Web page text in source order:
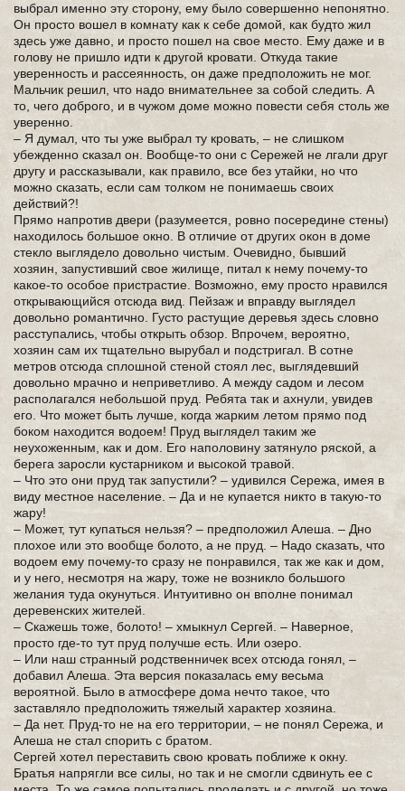
выбрал именно эту сторону, ему было совершенно непонятно.
Он просто вошел в комнату как к себе домой, как будто жил
здесь уже давно, и просто пошел на свое место. Ему даже и в
голову не пришло идти к другой кровати. Откуда такие
уверенность и рассеянность, он даже предположить не мог.
Мальчик решил, что надо внимательнее за собой следить. А
то, чего доброго, и в чужом доме можно повести себя столь же
уверенно.
– Я думал, что ты уже выбрал ту кровать, – не слишком
убежденно сказал он. Вообще-то они с Сережей не лгали друг
другу и рассказывали, как правило, все без утайки, но что
можно сказать, если сам толком не понимаешь своих
действий?!
Прямо напротив двери (разумеется, ровно посередине стены)
находилось большое окно. В отличие от других окон в доме
стекло выглядело довольно чистым. Очевидно, бывший
хозяин, запустивший свое жилище, питал к нему почему-то
какое-то особое пристрастие. Возможно, ему просто нравился
открывающийся отсюда вид. Пейзаж и вправду выглядел
довольно романтично. Густо растущие деревья здесь словно
расступались, чтобы открыть обзор. Впрочем, вероятно,
хозяин сам их тщательно вырубал и подстригал. В сотне
метров отсюда сплошной стеной стоял лес, выглядевший
довольно мрачно и неприветливо. А между садом и лесом
располагался небольшой пруд. Ребята так и ахнули, увидев
его. Что может быть лучше, когда жарким летом прямо под
боком находится водоем! Пруд выглядел таким же
неухоженным, как и дом. Его наполовину затянуло ряской, а
берега заросли кустарником и высокой травой.
– Что это они пруд так запустили? – удивился Сережа, имея в
виду местное население. – Да и не купается никто в такую-то
жару!
– Может, тут купаться нельзя? – предположил Алеша. – Дно
плохое или это вообще болото, а не пруд. – Надо сказать, что
водоем ему почему-то сразу не понравился, так же как и дом,
и у него, несмотря на жару, тоже не возникло большого
желания туда окунуться. Интуитивно он вполне понимал
деревенских жителей.
– Скажешь тоже, болото! – хмыкнул Сергей. – Наверное,
просто где-то тут пруд получше есть. Или озеро.
– Или наш странный родственничек всех отсюда гонял, –
добавил Алеша. Эта версия показалась ему весьма
вероятной. Было в атмосфере дома нечто такое, что
заставляло предположить тяжелый характер хозяина.
– Да нет. Пруд-то не на его территории, – не понял Сережа, и
Алеша не стал спорить с братом.
Сергей хотел переставить свою кровать поближе к окну.
Братья напрягли все силы, но так и не смогли сдвинуть ее с